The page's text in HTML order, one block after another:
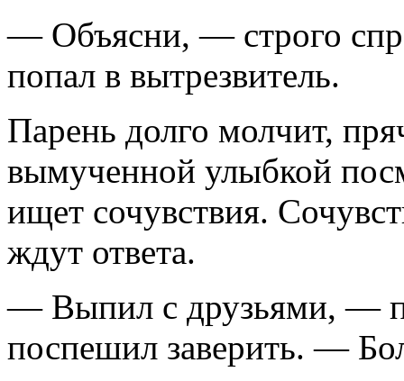
— Объясни, — строго
попал в вытрезвитель.
Парень долго молчит,
вымученной улыбкой
ищет сочувствия.
ждут ответа.
— Выпил с друзьями, —
поспешил заверить. —